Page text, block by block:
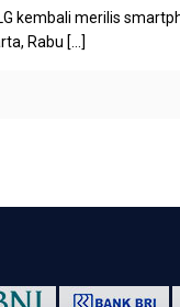
kembali merilis
Rabu […]